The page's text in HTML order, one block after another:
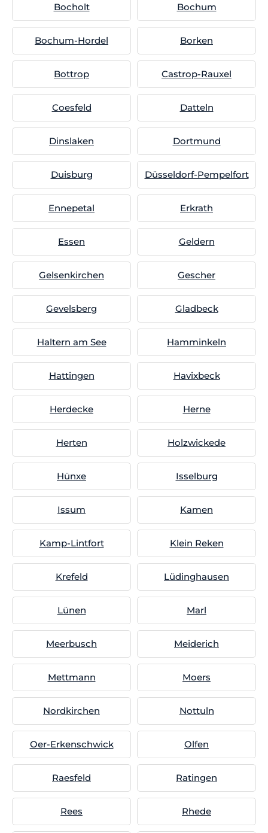
Bocholt Bochum
Bochum-Hordel Borken
Bottrop Castrop-Rauxel
Coesfeld Datteln
Dinslaken Dortmund
Duisburg Düsseldorf-Pempelfort
Ennepetal Erkrath
Essen Geldern
Gelsenkirchen Gescher
Gevelsberg Gladbeck
Haltern am See Hamminkeln
Hattingen Havixbeck
Herdecke Herne
Herten Holzwickede
Hünxe Isselburg
Issum Kamen
Kamp-Lintfort Klein Reken
Krefeld Lüdinghausen
Lünen Marl
Meerbusch Meiderich
Mettmann Moers
Nordkirchen Nottuln
Oer-Erkenschwick Olfen
Raesfeld Ratingen
Rees Rhede